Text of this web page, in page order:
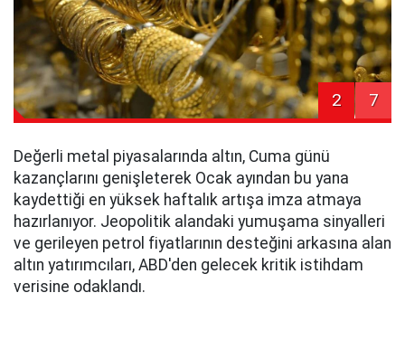
2 7
Değerli metal piyasalarında altın, Cuma günü
kazançlarını genişleterek Ocak ayından bu yana
kaydettiği en yüksek haftalık artışa imza atmaya
hazırlanıyor. Jeopolitik alandaki yumuşama sinyalleri
ve gerileyen petrol fiyatlarının desteğini arkasına alan
altın yatırımcıları, ABD'den gelecek kritik istihdam
verisine odaklandı.